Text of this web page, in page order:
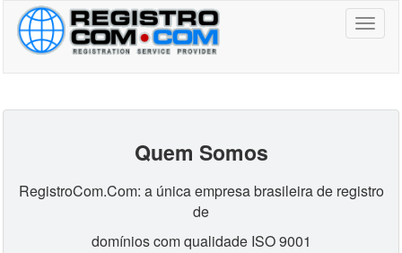
Toggle
Quem Somos
RegistroCom.Com: a única empresa brasileira de registro
de
domínios com qualidade ISO 9001